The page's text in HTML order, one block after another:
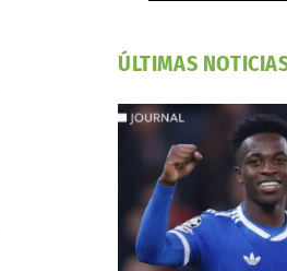
ÚLTIMAS